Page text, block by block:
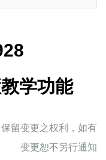
学功能
留变更之权利，如有
变更恕不另行通知